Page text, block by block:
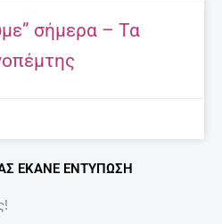
σήμερα – Τα
ΈΚΑΝΕ ΕΝΤΎΠΩΣΗ